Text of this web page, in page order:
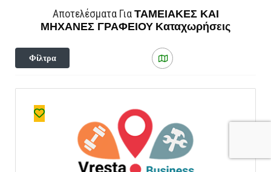
Αποτελέσματα ΓιαΤΑΜΕΙΑΚΕΣ ΚΑΙ
ΜΗΧΑΝΕΣ ΓΡΑΦΕΙΟΥ Καταχωρήσεις
Φίλτρα